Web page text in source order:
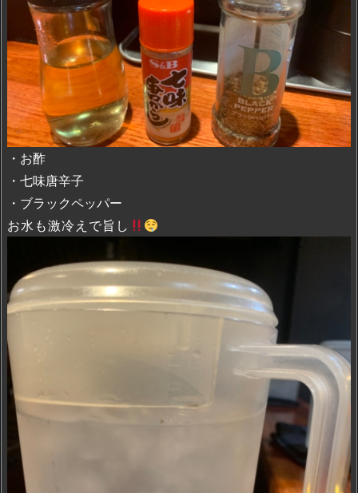
・お酢
・七味唐辛子
・ブラックペッパー
お水も激冷えで旨し